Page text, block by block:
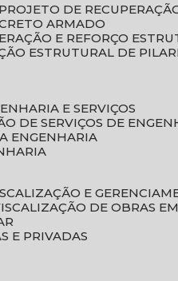
PROJETO DE
ARMADO
E REFORÇO
ESTRUTURAL DE
E SERVIÇOS
DE SERVIÇOS DE
ENGENHARIA
E
FISCALIZAÇÃO DE OBRAS
E PRIVADAS